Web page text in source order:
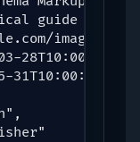
guide to
images/